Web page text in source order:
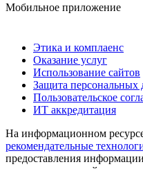
Мобильное приложение
Этика и комплаенс
Оказание услуг
Использование сайтов
Защита персональных
Пользовательское
ИТ аккредитация
На информационном
рекомендательные
предоставления